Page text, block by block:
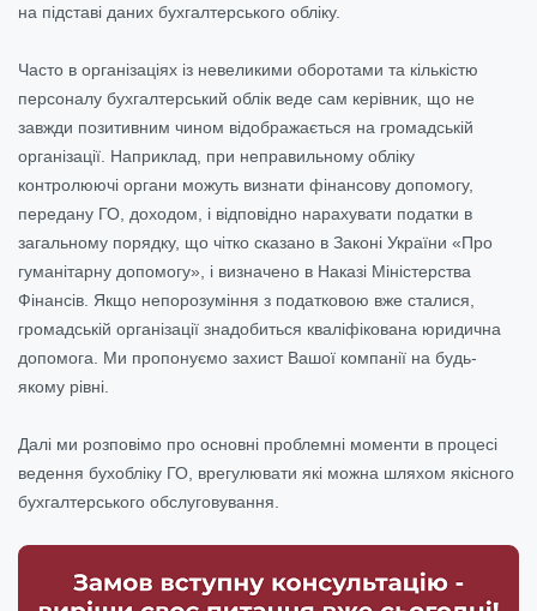
на підставі даних бухгалтерського обліку.
Часто в організаціях із невеликими оборотами та кількістю
персоналу бухгалтерський облік веде сам керівник, що не
завжди позитивним чином відображається на громадській
організації. Наприклад, при неправильному обліку
контролюючі органи можуть визнати фінансову допомогу,
передану ГО, доходом, і відповідно нарахувати податки в
загальному порядку, що чітко сказано в Законі України «Про
гуманітарну допомогу», і визначено в Наказі Міністерства
Фінансів. Якщо непорозуміння з податковою вже сталися,
громадській організації знадобиться кваліфікована юридична
допомога. Ми пропонуємо захист Вашої компанії на будь-
якому рівні.
Далі ми розповімо про основні проблемні моменти в процесі
ведення бухобліку ГО, врегулювати які можна шляхом якісного
бухгалтерського обслуговування.